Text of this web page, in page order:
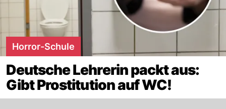
Horror-Schule
Deutsche Lehrerin packt aus:
Gibt Prostitution auf WC!